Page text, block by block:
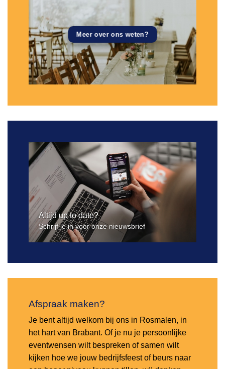
Meer over ons weten?
Altijd up to date?
Schrijf je in voor onze nieuwsbrief
Afspraak maken?
Je bent altijd welkom bij ons in Rosmalen, in
het hart van Brabant. Of je nu je persoonlijke
eventwensen wilt bespreken of samen wilt
kijken hoe we jouw bedrijfsfeest of beurs naar